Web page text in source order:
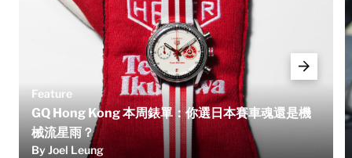
Feature
GQ Hong Kong 本周錶單：你選日本賽車魂還是機
械流星雨？
By Joel Leung